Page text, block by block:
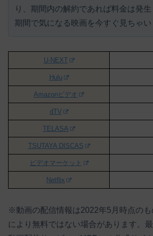
り、期間内の解約であれば料金は発生
期間で気になる映画を今すぐ見ちゃい
U-NEXT
Hulu
Amazonビデオ
dTV
TELASA
TSUTAYA DISCAS
ビデオマーケット
Netflix
※動画の配信情報は2022年5月時点のも
により無料ではない場合があります。